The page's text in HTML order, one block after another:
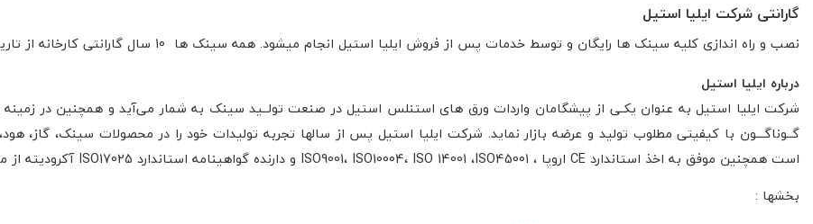
گارانتی شرکت ایلیا استیل
نصب و راه اندازی کلیه سینک ها رایگان و توسط خدمات پس از فروش ایلیا استیل انجام میشود. همه سینک ها 10 سال گارانتی کارخانه از تاریخ فاکتور فروش دارند.
درباره ایلیا استیل
شرکت ایلیا استیل به عنوان يكـی از پيشگامان واردات ورق های استنلس استیل در صنعت تولــيد سینک به شمار می‌آید و همچنین در زمینه
گــوناگـــون با كيفيتی مطلوب توليد و عرضه بازار نمايد. شرکت ایلیا استیل پس از سالها تجربه تولیدات خود را در محصولات سینک، گاز،
است همچنین موفق به اخذ استاندارد CE اروپا ، ISO9001، ISO10004، ISO 14001 ،ISO45001 و دارنده گواهینامه استاندارد ISO17025 آکرودیته از مرکز ملی تایید صلاحیت ایران (NACI) شده است.
بخشها :